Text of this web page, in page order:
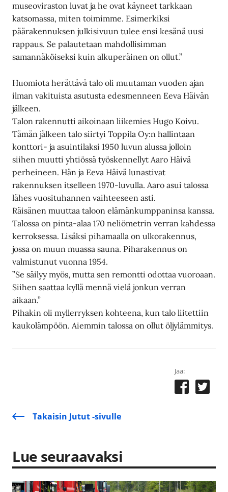
museoviraston luvat ja he ovat käyneet tarkkaan
katsomassa, miten toimimme. Esimerkiksi
päärakennuksen julkisivuun tulee ensi kesänä uusi
rappaus. Se palautetaan mahdollisimman
samannäköiseksi kuin alkuperäinen on ollut.”
Huomiota herättävä talo oli muutaman vuoden ajan
ilman vakituista asutusta edesmenneen Eeva Häivän
jälkeen.
Talon rakennutti aikoinaan liikemies Hugo Koivu.
Tämän jälkeen talo siirtyi Toppila Oy:n hallintaan
konttori- ja asuintilaksi 1950 luvun alussa jolloin
siihen muutti yhtiössä työskennellyt Aaro Häivä
perheineen. Hän ja Eeva Häivä lunastivat
rakennuksen itselleen 1970-luvulla. Aaro asui talossa
lähes vuosituhannen vaihteeseen asti.
Räisänen muuttaa taloon elämänkumppaninsa kanssa.
Talossa on pinta-alaa 170 neliömetrin verran kahdessa
kerroksessa. Lisäksi pihamaalla on ulkorakennus,
jossa on muun muassa sauna. Piharakennus on
valmistunut vuonna 1954.
”Se säilyy myös, mutta sen remontti odottaa vuoroaan.
Siihen saattaa kyllä mennä vielä jonkun verran
aikaan.”
Pihakin oli myllerryksen kohteena, kun talo liitettiin
kaukolämpöön. Aiemmin talossa on ollut öljylämmitys.
Jaa:
Takaisin Jutut -sivulle
Lue seuraavaksi